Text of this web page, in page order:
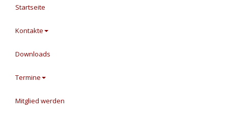
Startseite
Kontakte
Downloads
Termine
Mitglied werden